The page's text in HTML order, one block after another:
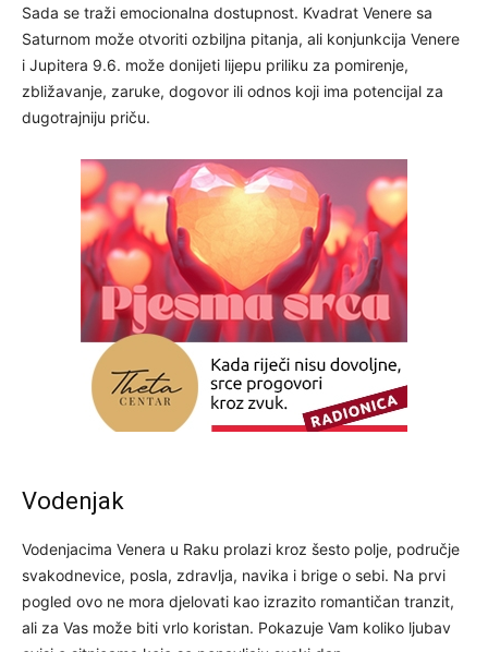
Sada se traži emocionalna dostupnost. Kvadrat Venere sa
Saturnom može otvoriti ozbiljna pitanja, ali konjunkcija Venere
i Jupitera 9.6. može donijeti lijepu priliku za pomirenje,
zbližavanje, zaruke, dogovor ili odnos koji ima potencijal za
dugotrajniju priču.
Vodenjak
Vodenjacima Venera u Raku prolazi kroz šesto polje, područje
svakodnevice, posla, zdravlja, navika i brige o sebi. Na prvi
pogled ovo ne mora djelovati kao izrazito romantičan tranzit,
ali za Vas može biti vrlo koristan. Pokazuje Vam koliko ljubav